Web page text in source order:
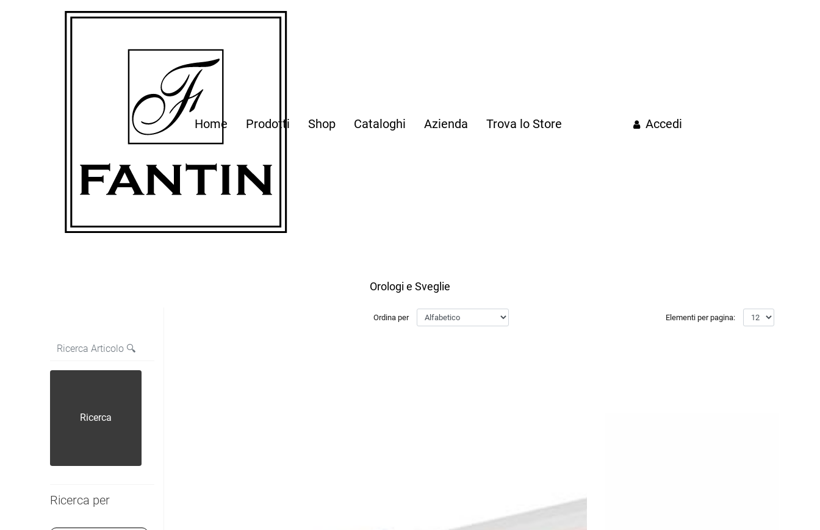
Home Prodotti Shop Cataloghi Azienda Trova lo Store Accedi
Orologi e Sveglie
Ricerca per
Ordina per Elementi per pagina: